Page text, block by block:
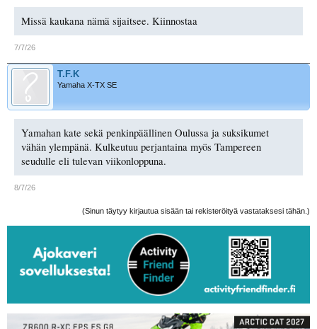
Missä kaukana nämä sijaitsee. Kiinnostaa
7/7/26
T.F.K
Yamaha X-TX SE
Yamahan kate sekä penkinpäällinen Oulussa ja suksikumet
vähän ylempänä. Kulkeutuu perjantaina myös Tampereen
seudulle eli tulevan viikonloppuna.
8/7/26
(Sinun täytyy kirjautua sisään tai rekisteröityä vastataksesi tähän.)